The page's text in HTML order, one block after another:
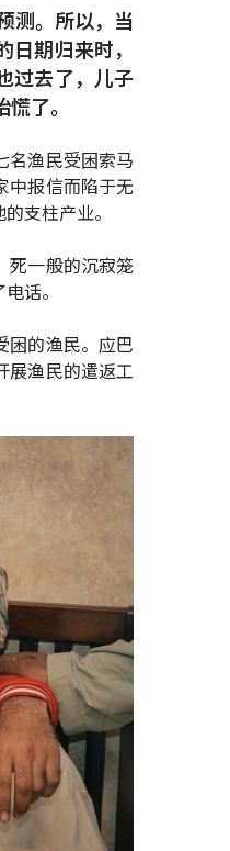
测。所以，当
期归来时，
过去了，儿子
了。
名渔民受困索马
中报信而陷于无
支柱产业。
死一般的沉寂笼
话。
困的渔民。应巴
展渔民的遣返工